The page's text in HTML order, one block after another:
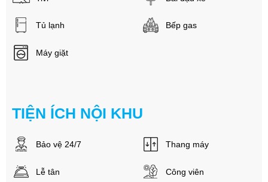
Tủ lạnh Bếp gas
Máy giặt
TIỆN ÍCH NỘI KHU
Bảo vệ 24/7 Thang máy
Lễ tân Công viên